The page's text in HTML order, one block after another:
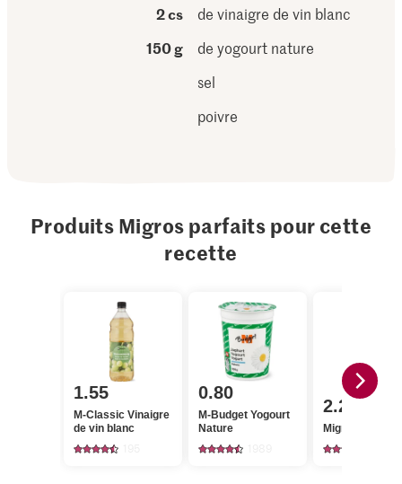
2 cs
de vinaigre de vin blanc
150 g
de yogourt nature
sel
poivre
Produits Migros parfaits pour cette
recette
1.55
M-Classic Vinaigre
de vin blanc
0.80
M-Budget Yogourt
Nature
2.20
Migros Aneth